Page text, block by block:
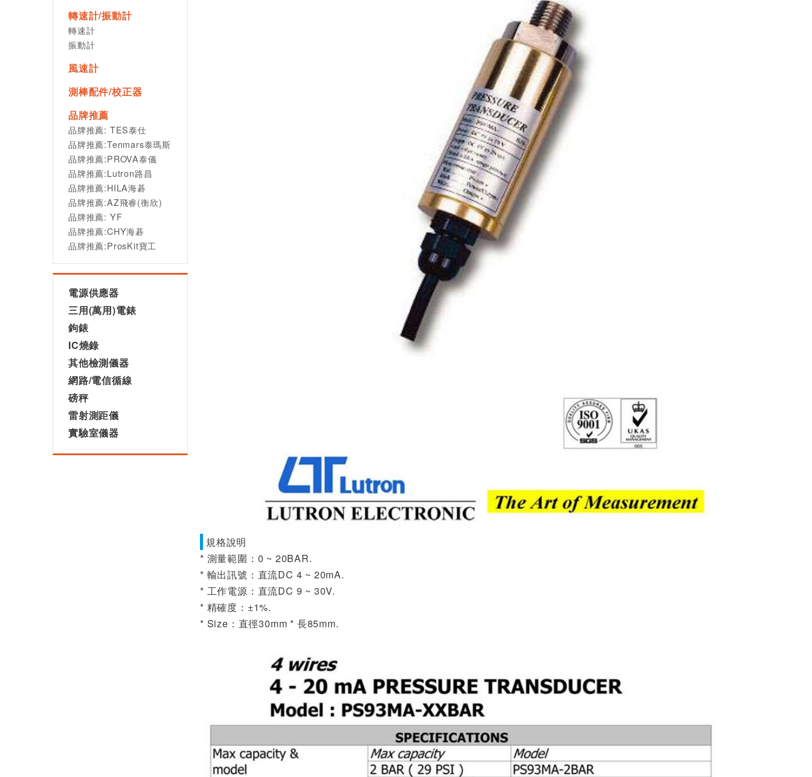
轉速計/振動計
轉速計
振動計
風速計
測棒配件/校正器
品牌推薦
品牌推薦: TES泰仕
品牌推薦:Tenmars泰瑪斯
品牌推薦:PROVA泰儀
品牌推薦:Lutron路昌
品牌推薦:HILA海碁
品牌推薦:AZ飛睿(衡欣)
品牌推薦: YF
品牌推薦:CHY海碁
品牌推薦:ProsKit寶工
電源供應器
三用(萬用)電錶
鉤錶
IC燒錄
其他檢測儀器
網路/電信循線
磅秤
雷射測距儀
實驗室儀器
規格說明
* 測量範圍：0 ~ 20BAR.
* 輸出訊號：直流DC 4 ~ 20mA.
* 工作電源：直流DC 9 ~ 30V.
* 精確度：±1%.
* Size：直徑30mm * 長85mm.